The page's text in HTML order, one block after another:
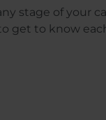
stage of your
get to know